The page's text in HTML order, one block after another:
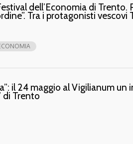
dell’Economia di Trento.
Tra i protagonisti vescovi
il 24 maggio al Vigilianum
di Trento